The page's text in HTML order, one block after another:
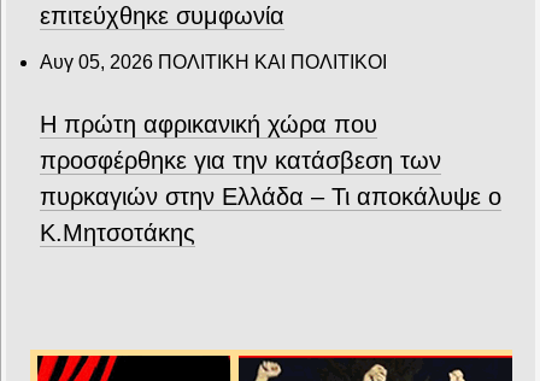
επιτεύχθηκε συμφωνία
Αυγ 05, 2026 ΠΟΛΙΤΙΚΗ ΚΑΙ ΠΟΛΙΤΙΚΟΙ
Η πρώτη αφρικανική χώρα που
προσφέρθηκε για την κατάσβεση των
πυρκαγιών στην Ελλάδα – Τι αποκάλυψε ο
Κ.Μητσοτάκης